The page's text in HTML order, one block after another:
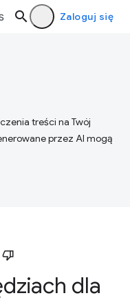
Zaloguj się
treści na Twój
przez AI mogą
dla